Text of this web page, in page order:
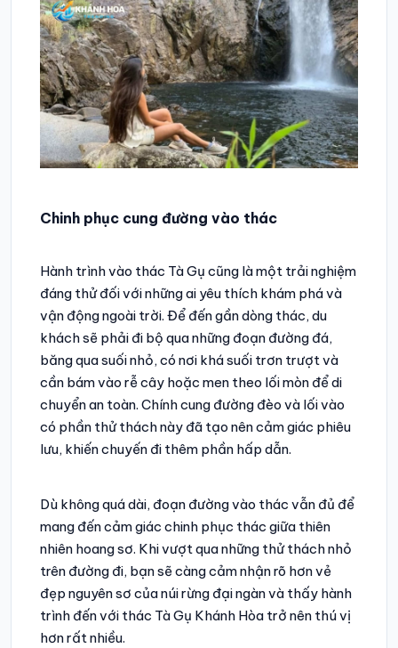
Chinh phục cung đường vào thác
Hành trình vào thác Tà Gụ cũng là một trải nghiệm
đáng thử đối với những ai yêu thích khám phá và
vận động ngoài trời. Để đến gần dòng thác, du
khách sẽ phải đi bộ qua những đoạn đường đá,
băng qua suối nhỏ, có nơi khá suối trơn trượt và
cần bám vào rễ cây hoặc men theo lối mòn để di
chuyển an toàn. Chính cung đường đèo và lối vào
có phần thử thách này đã tạo nên cảm giác phiêu
lưu, khiến chuyến đi thêm phần hấp dẫn.
Dù không quá dài, đoạn đường vào thác vẫn đủ để
mang đến cảm giác chinh phục thác giữa thiên
nhiên hoang sơ. Khi vượt qua những thử thách nhỏ
trên đường đi, bạn sẽ càng cảm nhận rõ hơn vẻ
đẹp nguyên sơ của núi rừng đại ngàn và thấy hành
trình đến với thác Tà Gụ Khánh Hòa trở nên thú vị
hơn rất nhiều.